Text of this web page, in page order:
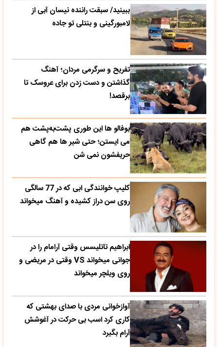
ببینید/ سبقت راننده نیسان آبی از
لامبورگینی و بنتلی تو جاده
تفریح و سرگرمی مردان؛ آهنگ
گذاشتن و دست زدن برای عروسک تا
برقصد!
بوفالو ها این‌ طوری پشت‌به‌پشت هم
می‌ ایستن؛ حتی شیر ها هم گاهی
حریفشون نمی‌ شن
کلیپ خوانندگی ابی که در 77 سالگی
روی سن دراز کشیده و آهنگ میخواند
ابراهیم تاتلیسس وقتی آرامام را در
جوانی میخواند VS وقتی در مریضی و
روی ویلچر میخواند
آوازخوانی مردی با صدای بهشتی که
کاری کرد اسب بی حرکت در آغوشش
آرام بگیرد